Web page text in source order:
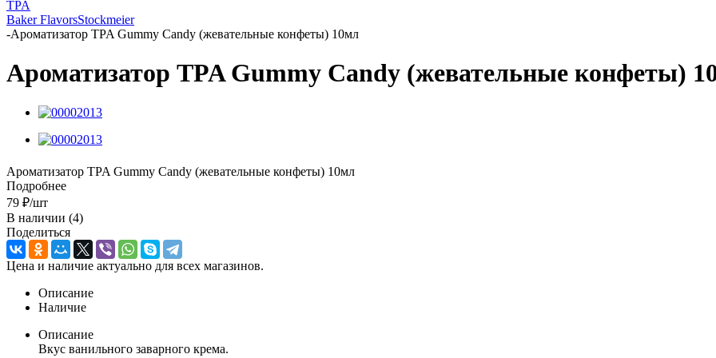
TPA
Baker FlavorsStockmeier
-Ароматизатор TPA Gummy Candy (жевательные конфеты) 10мл
Ароматизатор TPA Gummy Candy (жевательные конфеты)
Ароматизатор TPA Gummy Candy (жевательные конфеты) 10мл
Подробнее
79 ₽/шт
В наличии (4)
Поделиться
Цена и наличие актуально для всех магазинов.
Описание
Наличие
Описание
Вкус ванильного заварного крема.